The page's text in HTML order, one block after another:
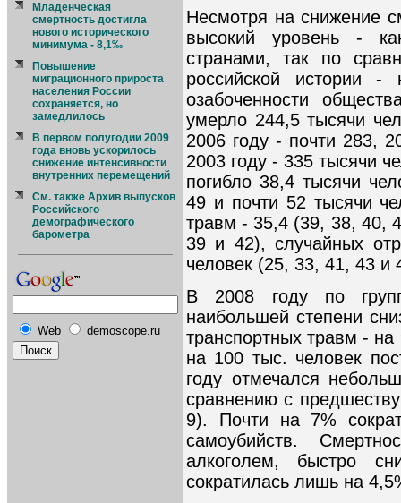
Младенческая
смертность достигла
нового исторического
минимума - 8,1‰
Повышение
миграционного прироста
населения России
сохраняется, но
замедлилось
В первом полугодии 2009
года вновь ускорилось
снижение интенсивности
внутренних перемещений
См. также Архив выпусков
Российского
демографического
барометра
Web demoscope.ru
Несмотря на снижение
высокий уровень -
странами, так по
российской истории
озабоченности
умерло 244,5 тысячи
2006 году - почти 283,
2003 году - 335 тысячи
погибло 38,4 тысячи
49 и почти 52 тысячи
травм - 35,4 (39, 38, 40,
39 и 42), случайных
человек (25, 33, 41, 43 и
В 2008 году по
наибольшей степени
транспортных травм -
на 100 тыс. человек
году отмечался
сравнению с
9). Почти на 7%
самоубийств.
алкоголем, быстро
сократилась лишь на